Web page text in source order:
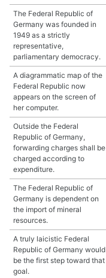
The Federal Republic of
Germany was founded in
1949 as a strictly
representative,
parliamentary democracy.
A diagrammatic map of the
Federal Republic now
appears on the screen of
her computer.
Outside the Federal
Republic of Germany,
forwarding charges shall be
charged according to
expenditure.
The Federal Republic of
Germany is dependent on
the import of mineral
resources.
A truly laicistic Federal
Republic of Germany would
be the first step toward that
goal.